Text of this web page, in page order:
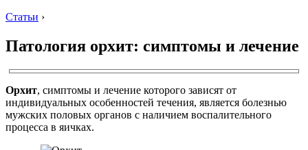
Статьи ›
Патология орхит: симптомы и лечение
Орхит, симптомы и лечение которого зависят от
индивидуальных особенностей течения, является болезнью
мужских половых органов с наличием воспалительного
процесса в яичках.